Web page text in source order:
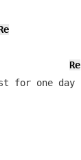
Re
for one day